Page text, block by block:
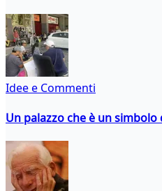
Idee e Commenti
Un palazzo che è un